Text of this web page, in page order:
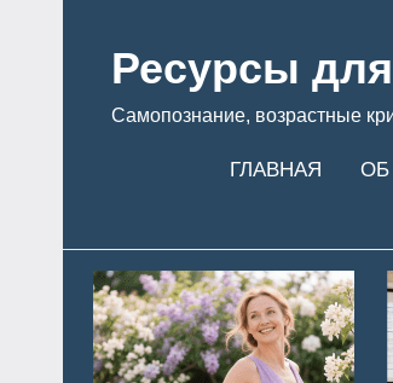
содержимому
Ресурсы
Самопознание, возрастные
ГЛАВНАЯ ОБ